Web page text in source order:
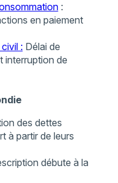
:
en paiement
: Délai de
interruption de
des dettes
à partir de leurs
débute à la